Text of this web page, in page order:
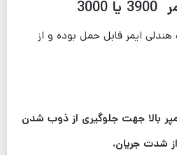
هندلی ایمر قابل حمل بوده و از
بالا جهت جلوگیری از ذوب شدن
شدت جریان،